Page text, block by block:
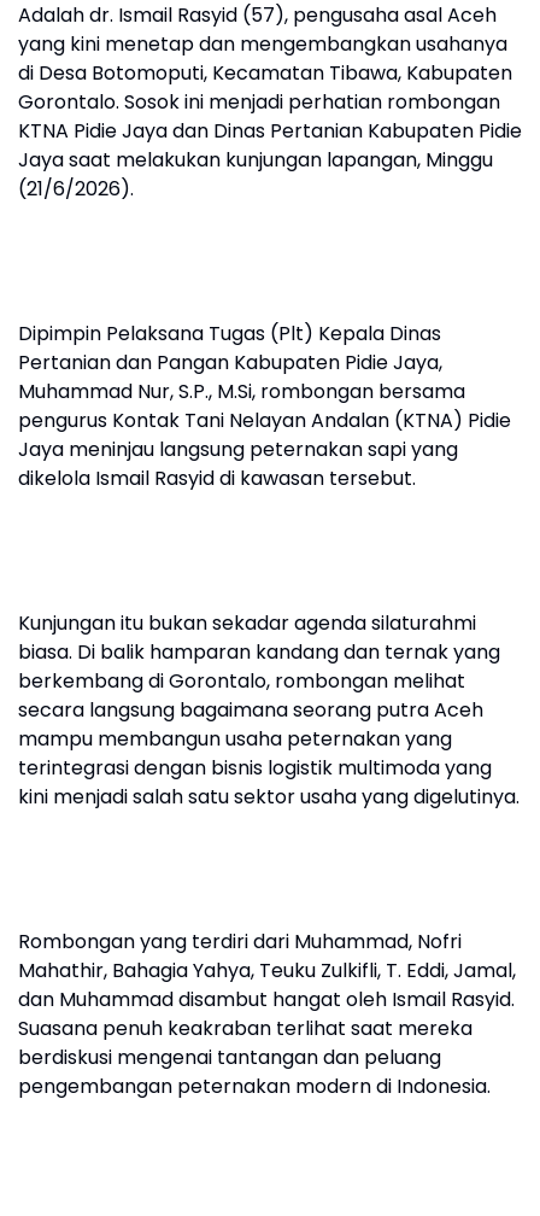
Adalah dr. Ismail Rasyid (57), pengusaha asal Aceh
yang kini menetap dan mengembangkan usahanya
di Desa Botomoputi, Kecamatan Tibawa, Kabupaten
Gorontalo. Sosok ini menjadi perhatian rombongan
KTNA Pidie Jaya dan Dinas Pertanian Kabupaten Pidie
Jaya saat melakukan kunjungan lapangan, Minggu
(21/6/2026).
Dipimpin Pelaksana Tugas (Plt) Kepala Dinas
Pertanian dan Pangan Kabupaten Pidie Jaya,
Muhammad Nur, S.P., M.Si, rombongan bersama
pengurus Kontak Tani Nelayan Andalan (KTNA) Pidie
Jaya meninjau langsung peternakan sapi yang
dikelola Ismail Rasyid di kawasan tersebut.
Kunjungan itu bukan sekadar agenda silaturahmi
biasa. Di balik hamparan kandang dan ternak yang
berkembang di Gorontalo, rombongan melihat
secara langsung bagaimana seorang putra Aceh
mampu membangun usaha peternakan yang
terintegrasi dengan bisnis logistik multimoda yang
kini menjadi salah satu sektor usaha yang digelutinya.
Rombongan yang terdiri dari Muhammad, Nofri
Mahathir, Bahagia Yahya, Teuku Zulkifli, T. Eddi, Jamal,
dan Muhammad disambut hangat oleh Ismail Rasyid.
Suasana penuh keakraban terlihat saat mereka
berdiskusi mengenai tantangan dan peluang
pengembangan peternakan modern di Indonesia.